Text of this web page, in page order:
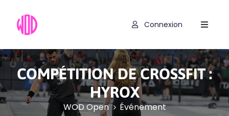
Hyrox
Programmes
WOD
Connexion
COMPÉTITION DE CROSSFIT :
HYROX
WOD Open Événement